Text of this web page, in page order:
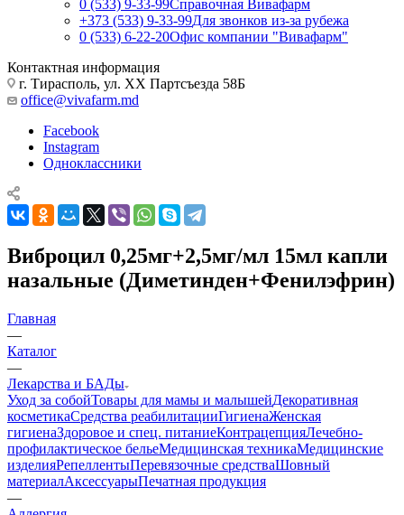
0 (533) 9-33-99Справочная Вивафарм
+373 (533) 9-33-99Для звонков из-за рубежа
0 (533) 6-22-20Офис компании "Вивафарм"
Контактная информация
г. Тирасполь, ул. ХХ Партсъезда 58Б
office@vivafarm.md
Facebook
Instagram
Одноклассники
Виброцил 0,25мг+2,5мг/мл 15мл капли
назальные (Диметинден+Фенилэфрин)
Главная
—
Каталог
—
Лекарства и БАДы
Уход за собойТовары для мамы и малышейДекоративная
косметикаСредства реабилитацииГигиенаЖенская
гигиенаЗдоровое и спец. питаниеКонтрацепцияЛечебно-
профилактическое бельеМедицинская техникаМедицинские
изделияРепеллентыПеревязочные средстваШовный
материалАксессуарыПечатная продукция
—